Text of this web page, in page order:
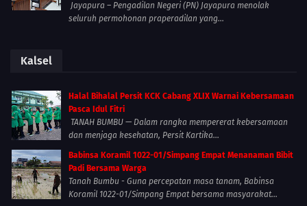
Jayapura – Pengadilan Negeri (PN) Jayapura menolak
seluruh permohonan praperadilan yang...
Kalsel
Halal Bihalal Persit KCK Cabang XLIX Warnai Kebersamaan
Pasca Idul Fitri
TANAH BUMBU — Dalam rangka mempererat kebersamaan
dan menjaga kesehatan, Persit Kartika...
Babinsa Koramil 1022-01/Simpang Empat Menanaman Bibit
Padi Bersama Warga
Tanah Bumbu - Guna percepatan masa tanam, Babinsa
Koramil 1022-01/Simpang Empat bersama masyarakat...